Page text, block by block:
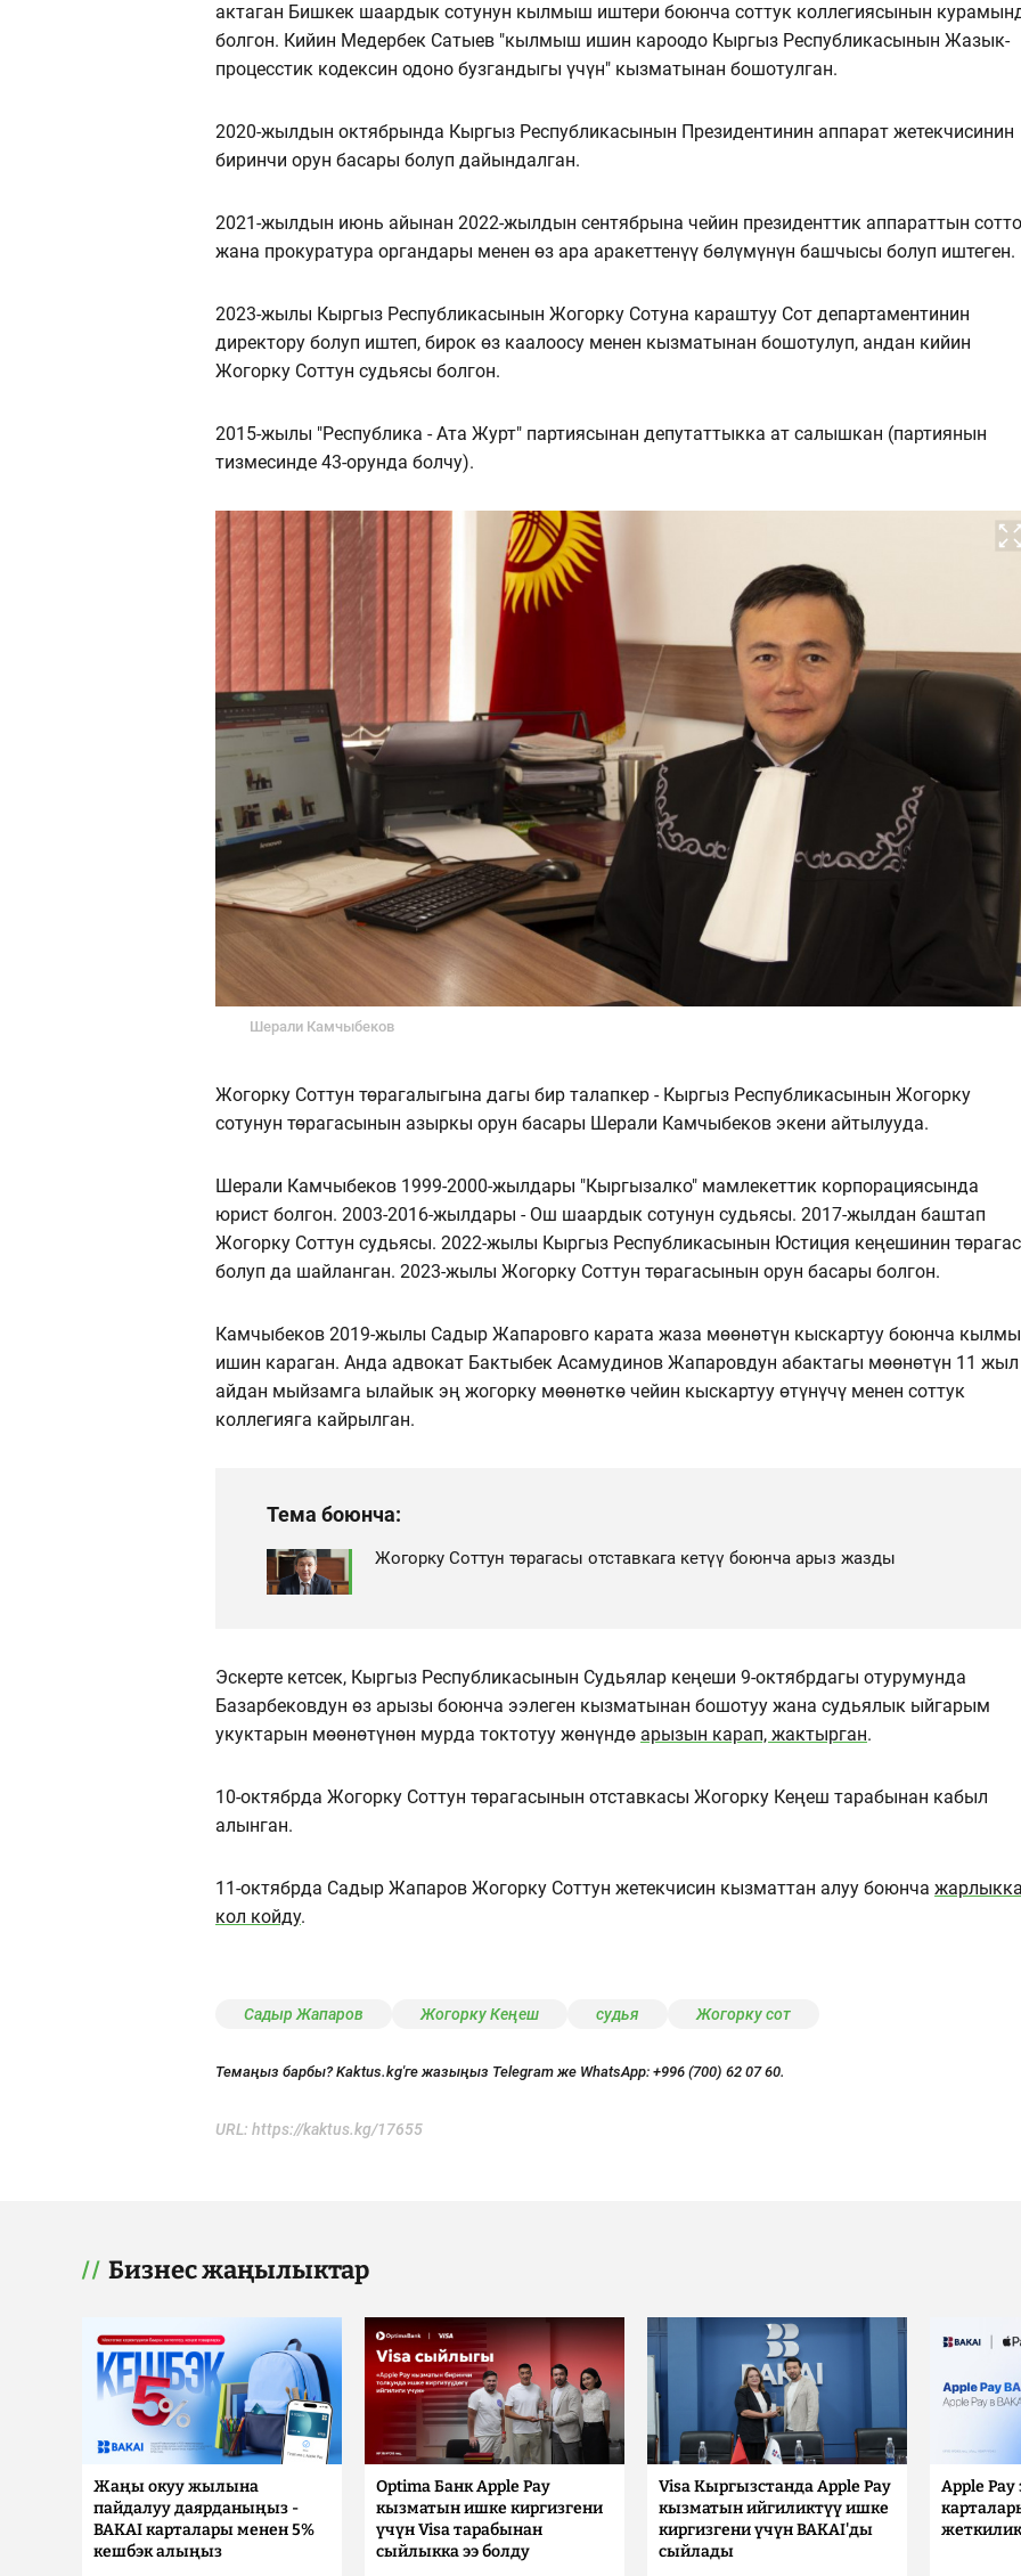
актаган Бишкек шаардык сотунун кылмыш иштери боюнча соттук коллегиясынын
болгон. Кийин Медербек Сатыев "кылмыш ишин кароодо Кыргыз Республикасынын Жазык-
процесстик кодексин одоно бузгандыгы үчүн" кызматынан бошотулган.
2020-жылдын октябрында Кыргыз Республикасынын Президентинин аппарат жетекчисинин
биринчи орун басары болуп дайындалган.
2021-жылдын июнь айынан 2022-жылдын сентябрына чейин президенттик аппараттын
жана прокуратура органдары менен өз ара аракеттенүү бөлүмүнүн башчысы болуп иштеген.
2023-жылы Кыргыз Республикасынын Жогорку Сотуна караштуу Сот департаментинин
директору болуп иштеп, бирок өз каалоосу менен кызматынан бошотулуп, андан кийин
Жогорку Соттун судьясы болгон.
2015-жылы "Республика - Ата Журт" партиясынан депутаттыкка ат салышкан (партиянын
тизмесинде 43-орунда болчу).
Шерали Камчыбеков
Жогорку Соттун төрагалыгына дагы бир талапкер - Кыргыз Республикасынын Жогорку
сотунун төрагасынын азыркы орун басары Шерали Камчыбеков экени айтылууда.
Шерали Камчыбеков 1999-2000-жылдары "Кыргызалко" мамлекеттик корпорациясында
юрист болгон. 2003-2016-жылдары - Ош шаардык сотунун судьясы. 2017-жылдан баштап
Жогорку Соттун судьясы. 2022-жылы Кыргыз Республикасынын Юстиция кеңешинин
болуп да шайланган. 2023-жылы Жогорку Соттун төрагасынын орун басары болгон.
Камчыбеков 2019-жылы Садыр Жапаровго карата жаза мөөнөтүн кыскартуу боюнча
ишин караган. Анда адвокат Бактыбек Асамудинов Жапаровдун абактагы мөөнөтүн 11
айдан мыйзамга ылайык эң жогорку мөөнөткө чейин кыскартуу өтүнүчү менен соттук
коллегияга кайрылган.
Тема боюнча:
Жогорку Соттун төрагасы отставкага кетүү боюнча арыз жазды
Эскерте кетсек, Кыргыз Республикасынын Судьялар кеңеши 9-октябрдагы отурумунда
Базарбековдун өз арызы боюнча ээлеген кызматынан бошотуу жана судьялык ыйгарым
укуктарын мөөнөтүнөн мурда токтотуу жөнүндө арызын карап, жактырган.
10-октябрда Жогорку Соттун төрагасынын отставкасы Жогорку Кеңеш тарабынан кабыл
алынган.
11-октябрда Садыр Жапаров Жогорку Соттун жетекчисин кызматтан алуу боюнча
кол койду.
Садыр Жапаров Жогорку Кеңеш судья Жогорку сот
Темаңыз барбы? Kaktus.kg'ге жазыңыз Telegram же WhatsApp: +996 (700) 62 07 60.
URL: https://kaktus.kg/17655
Бизнес жаңылыктар
Жаңы окуу жылына
пайдалуу даярданыңыз -
BAKAI карталары менен 5%
кешбэк алыңыз
Optima Банк Apple Pay
кызматын ишке киргизгени
үчүн Visa тарабынан
сыйлыкка ээ болду
Visa Кыргызстанда Apple Pay
кызматын ийгиликтүү ишке
киргизгени үчүн BAKAI'ды
сыйлады
Apple